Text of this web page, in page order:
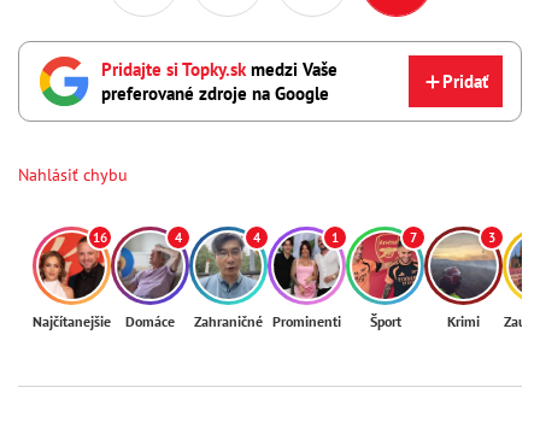
Pridajte si Topky.sk medzi Vaše
preferované zdroje na Google
Pridať
Nahlásiť chybu
16
Najčítanejšie
4
Domáce
4
Zahraničné
1
Prominenti
7
Šport
3
Krimi